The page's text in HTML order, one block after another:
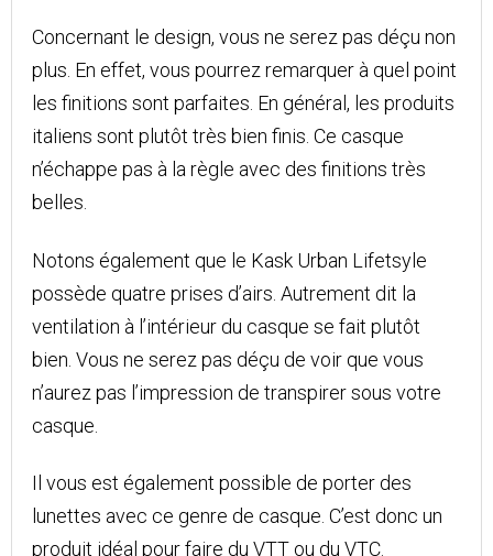
Concernant le design, vous ne serez pas déçu non
plus. En effet, vous pourrez remarquer à quel point
les finitions sont parfaites. En général, les produits
italiens sont plutôt très bien finis. Ce casque
n’échappe pas à la règle avec des finitions très
belles.
Notons également que le Kask Urban Lifetsyle
possède quatre prises d’airs. Autrement dit la
ventilation à l’intérieur du casque se fait plutôt
bien. Vous ne serez pas déçu de voir que vous
n’aurez pas l’impression de transpirer sous votre
casque.
Il vous est également possible de porter des
lunettes avec ce genre de casque. C’est donc un
produit idéal pour faire du VTT ou du VTC.